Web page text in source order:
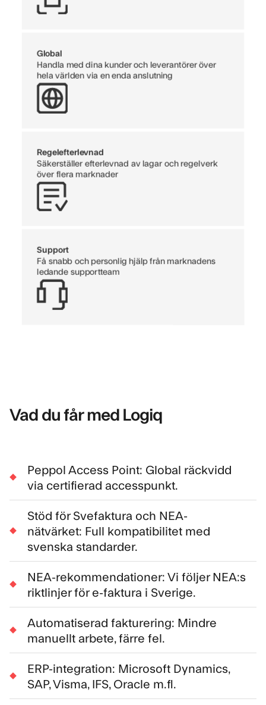
Global
Handla med dina kunder och leverantörer över
hela världen via en enda anslutning
Regelefterlevnad
Säkerställer efterlevnad av lagar och regelverk
över flera marknader
Support
Få snabb och personlig hjälp från marknadens
ledande supportteam
Vad du får med Logiq
Peppol Access Point: Global räckvidd
via certifierad accesspunkt.
Stöd för Svefaktura och NEA-
nätvärket: Full kompatibilitet med
svenska standarder.
NEA-rekommendationer: Vi följer NEA:s
riktlinjer för e-faktura i Sverige.
Automatiserad fakturering: Mindre
manuellt arbete, färre fel.
ERP-integration: Microsoft Dynamics,
SAP, Visma, IFS, Oracle m.fl.